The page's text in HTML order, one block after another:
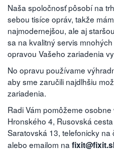
Naša spoločnosť pôsobí na
sebou tisíce opráv, takže
najmodernejšou, ale aj
sa na kvalitný servis
opravou Vašeho zariadenia
No opravu používame
aby sme zaručili najdlhšiu
zariadenia.
Radi Vám pomôžeme
Hronského 4, Rusovská
Saratovská 13, telefonicky na
alebo emailom na